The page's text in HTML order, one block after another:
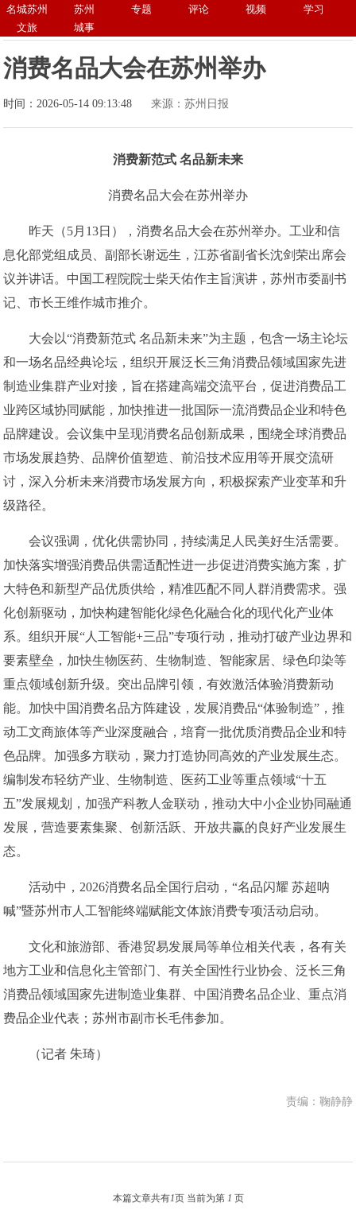
名城苏州 苏州 专题 评论 视频
学习
文旅
城事
消费名品大会在苏州举办
时间：2026-05-14 09:13:48 来源：苏州日报
消费新范式 名品新未来
消费名品大会在苏州举办
昨天（5月13日），消费名品大会在苏州举办。工业和信
息化部党组成员、副部长谢远生，江苏省副省长沈剑荣出席会
议并讲话。中国工程院院士柴天佑作主旨演讲，苏州市委副书
记、市长王维作城市推介。
大会以“消费新范式 名品新未来”为主题，包含一场主论坛
和一场名品经典论坛，组织开展泛长三角消费品领域国家先进
制造业集群产业对接，旨在搭建高端交流平台，促进消费品工
业跨区域协同赋能，加快推进一批国际一流消费品企业和特色
品牌建设。会议集中呈现消费名品创新成果，围绕全球消费品
市场发展趋势、品牌价值塑造、前沿技术应用等开展交流研
讨，深入分析未来消费市场发展方向，积极探索产业变革和升
级路径。
会议强调，优化供需协同，持续满足人民美好生活需要。
加快落实增强消费品供需适配性进一步促进消费实施方案，扩
大特色和新型产品优质供给，精准匹配不同人群消费需求。强
化创新驱动，加快构建智能化绿色化融合化的现代化产业体
系。组织开展“人工智能+三品”专项行动，推动打破产业边界和
要素壁垒，加快生物医药、生物制造、智能家居、绿色印染等
重点领域创新升级。突出品牌引领，有效激活体验消费新动
能。加快中国消费名品方阵建设，发展消费品“体验制造”，推
动工文商旅体等产业深度融合，培育一批优质消费品企业和特
色品牌。加强多方联动，聚力打造协同高效的产业发展生态。
编制发布轻纺产业、生物制造、医药工业等重点领域“十五
五”发展规划，加强产科教人金联动，推动大中小企业协同融通
发展，营造要素集聚、创新活跃、开放共赢的良好产业发展生
态。
活动中，2026消费名品全国行启动，“名品闪耀 苏超呐
喊”暨苏州市人工智能终端赋能文体旅消费专项活动启动。
文化和旅游部、香港贸易发展局等单位相关代表，各有关
地方工业和信息化主管部门、有关全国性行业协会、泛长三角
消费品领域国家先进制造业集群、中国消费名品企业、重点消
费品企业代表；苏州市副市长毛伟参加。
（记者 朱琦）
责编：鞠静静
本篇文章共有1页 当前为第 1 页